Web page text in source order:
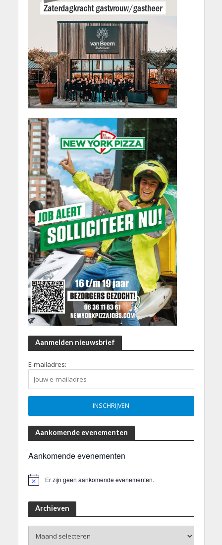
Aanmelden nieuwsbrief
E-mailadres:
Aankomende evenementen
Aankomende evenementen
Er zijn geen aankomende evenementen.
Archieven